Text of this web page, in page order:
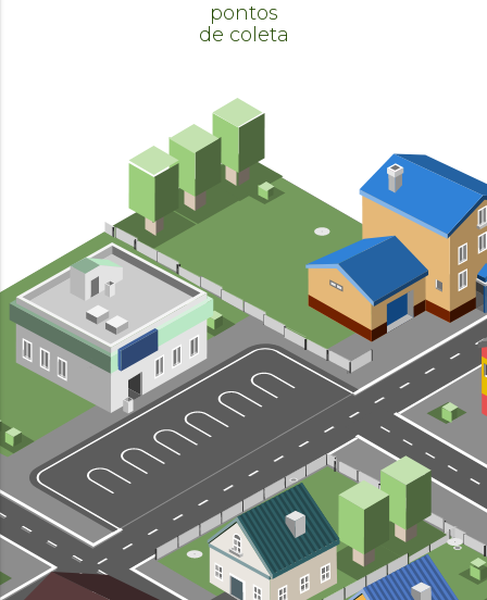
pontos
de coleta